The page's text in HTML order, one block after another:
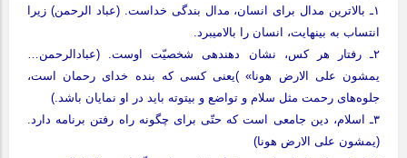
۱ـ بالاترین مدال برای انسان، مدال بندگی خداست. (عباد الرحمن) زیرا
انتساب به بی‏نهایت، انسان را بالامی‏برد.
۲ـ رفتار هر کس، نشان دهنده‏ی شخصیّت اوست. (عبادالرحمن…
یمشون علی الارض هونا» )یعنی کسی که بنده خدای رحمان است،
جلوه‌های رحمت مثل سلام و تواضع و بیتوته باید در او نمایان باشد.)
۳ـ اسلام، دین جامعی است که حتّی برای چگونه راه رفتن برنامه دارد.
(یمشون علی الارض هونا)